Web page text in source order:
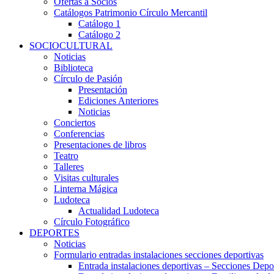
Catálogos Patrimonio Círculo Mercantil
Catálogo 1
Catálogo 2
SOCIOCULTURAL
Noticias
Biblioteca
Círculo de Pasión
Presentación
Ediciones Anteriores
Noticias
Conciertos
Conferencias
Presentaciones de libros
Teatro
Talleres
Visitas culturales
Linterna Mágica
Ludoteca
Actualidad Ludoteca
Círculo Fotográfico
DEPORTES
Noticias
Formulario entradas instalaciones secciones deportivas
Entrada instalaciones deportivas – Secciones